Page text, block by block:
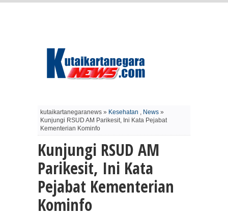
kutaikartanegaranews » Kesehatan , News »
Kunjungi RSUD AM Parikesit, Ini Kata Pejabat
Kementerian Kominfo
Kunjungi RSUD AM
Parikesit, Ini Kata
Pejabat Kementerian
Kominfo